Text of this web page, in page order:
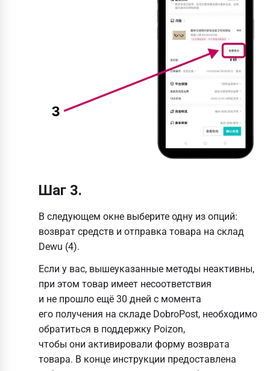
Шаг 3.
В следующем окне выберите одну из опций:
возврат средств и отправка товара на склад
Dewu (4).
Если у вас, вышеуказанные методы неактивны,
при этом товар имеет несоответствия
и не прошло ещё 30 дней с момента
его получения на складе DobroPost, необходимо
обратиться в поддержку Poizon,
чтобы они активировали форму возврата
товара. В конце инструкции предоставлена